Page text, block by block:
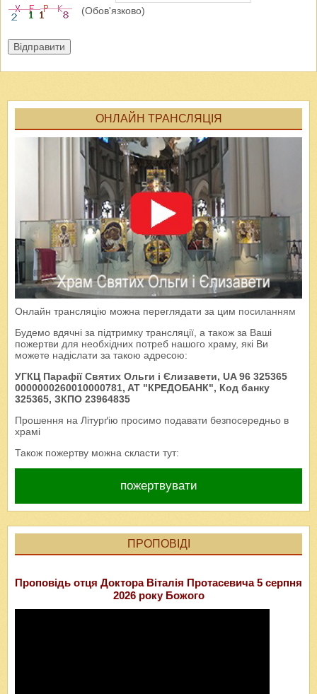
(Обов'язково)
Відправити
ОНЛАЙН ТРАНСЛЯЦІЯ
Онлайн трансляцію можна переглядати за цим посиланням
Будемо вдячні за підтримку трансляції, а також за Ваші
пожертви для необхідних потреб нашого храму, які Ви
можете надіслати за такою адресою:
УГКЦ Парафії Святих Ольги і Єлизавети, UA 96 325365
0000000260010000781, AT "КРЕДОБАНК", Код банку
325365, ЗКПО 23964835
Прошення на Літурґію просимо подавати безпосередньо в
храмі
Також пожертву можна скласти тут:
пожертвувати
ПРОПОВІДІ
Проповідь отця Доктора Віталія Протасевича 5 серпня
2026 року Божого